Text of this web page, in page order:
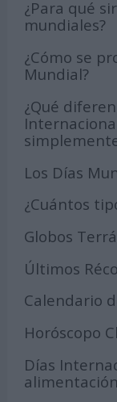
¿Para qué
mundiales?
¿Cómo se
Mundial?
¿Qué
Los Días
¿Cuántos
Globos
Últimos
Calendario
Horóscopo
Días
alimentación